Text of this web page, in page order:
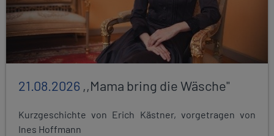
21.08.2026 ,,Mama bring die Wäsche"
Kurzgeschichte von Erich Kästner, vorgetragen von
Ines Hoffmann